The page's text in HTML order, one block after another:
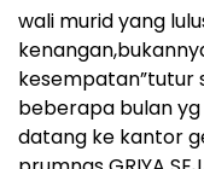
wali murid yang
kesempatan”tutur
beberapa bulan
datang ke kantor